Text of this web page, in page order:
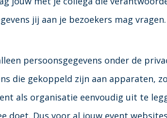
jij aan je bezoekers mag vragen.
persoonsgegevens onder de
die gekoppeld zijn aan apparaten,
als organisatie eenvoudig uit te
doet. Dus voor al jouw event websites